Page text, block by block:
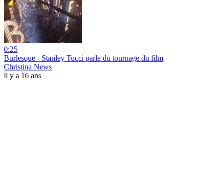
0:25
Burlesque - Stanley Tucci parle du tournage du film
Christina News
il y a 16 ans